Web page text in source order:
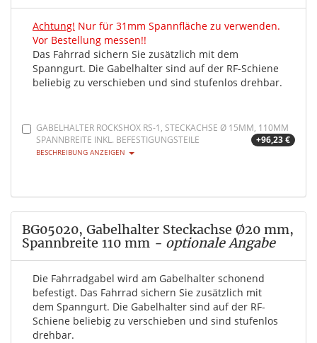
Achtung! Nur für 31mm Spannfläche zu verwenden.
Vor Bestellung messen!!
Das Fahrrad sichern Sie zusätzlich mit dem
Spanngurt. Die Gabelhalter sind auf der RF-Schiene
beliebig zu verschieben und sind stufenlos drehbar.
GABELHALTER ROCKSHOX RS-1, STECKACHSE Ø 15MM, 110MM
SPANNBREITE INKL. BEFESTIGUNGSTEILE
+96,23 €
BESCHREIBUNG ANZEIGEN
BG05020, Gabelhalter Steckachse Ø20 mm,
Spannbreite 110 mm - optionale Angabe
Die Fahrradgabel wird am Gabelhalter schonend
befestigt. Das Fahrrad sichern Sie zusätzlich mit
dem Spanngurt. Die Gabelhalter sind auf der RF-
Schiene beliebig zu verschieben und sind stufenlos
drehbar.